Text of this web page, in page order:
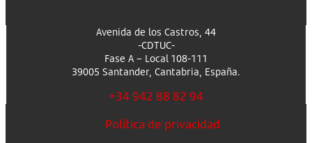
Avenida de los Castros, 44
-CDTUC-
Fase A – Local 108-111
39005 Santander, Cantabria, España.
+34 942 88 82 94
Política de privacidad